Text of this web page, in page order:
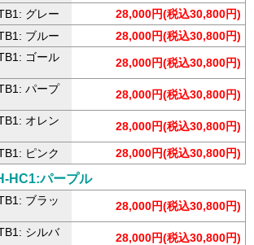
グレー
28,000円(税込30,800円)
ブルー
28,000円(税込30,800円)
ゴール
28,000円(税込30,800円)
パープ
28,000円(税込30,800円)
オレン
28,000円(税込30,800円)
ピンク 28,000円(税込30,800円)
HC1:パープル
ブラッ
28,000円(税込30,800円)
シルバ
28,000円(税込30,800円)